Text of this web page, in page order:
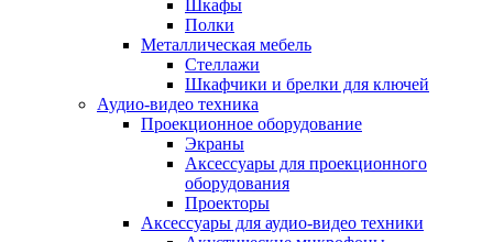
Шкафы
Полки
Металлическая мебель
Стеллажи
Шкафчики и брелки для ключей
Аудио-видео техника
Проекционное оборудование
Экраны
Аксессуары для проекционного
оборудования
Проекторы
Аксессуары для аудио-видео техники